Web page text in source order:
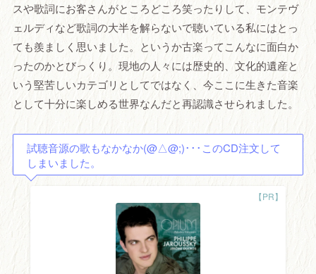
スや歌詞にお客さんがところどころ笑ったりして、モンテヴ
ェルディなど歌詞の大半を解らないで聴いている私にはとっ
ても羨ましく思いました。というか古楽ってこんなに面白か
ったのかとびっくり。現地の人々には歴史的、文化的遺産と
いう堅苦しいカテゴリとしてではなく、今ここに生きた音楽
として十分に楽しめる世界なんだと再認識させられました。
試聴音源の歌もなかなか(@△@;)･･･このCD注文して
しまいました。